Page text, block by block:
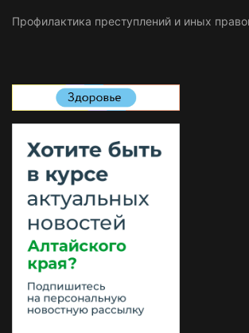
Профилактика преступлений и иных